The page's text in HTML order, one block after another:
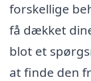
forskellige
få dækket
blot et
at finde den